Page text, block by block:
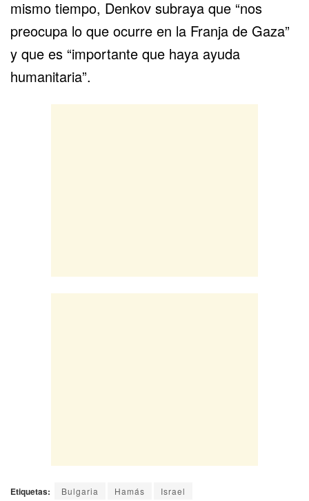
mismo tiempo, Denkov subraya que “nos
preocupa lo que ocurre en la Franja de Gaza”
y que es “importante que haya ayuda
humanitaria”.
Etiquetas: Bulgaria Hamás Israel